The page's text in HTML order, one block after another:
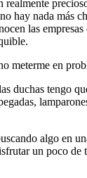
hay nada
las
en
tengo
algo en
un poco